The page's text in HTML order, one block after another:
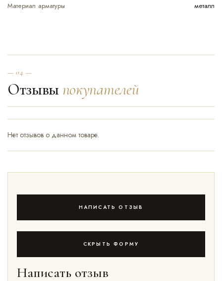
Материал арматуры
металл
— 04 —
Отзывы покупателей
Нет отзывов о данном товаре.
НАПИСАТЬ ОТЗЫВ
СКРЫТЬ ФОРМУ
Написать отзыв